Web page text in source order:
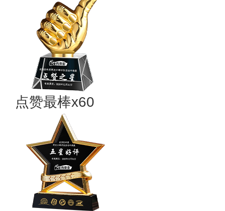
点赞最棒x60